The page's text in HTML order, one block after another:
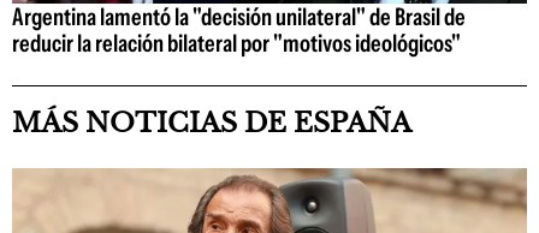
Argentina lamentó la "decisión unilateral" de Brasil de
reducir la relación bilateral por "motivos ideológicos"
MÁS NOTICIAS DE ESPAÑA